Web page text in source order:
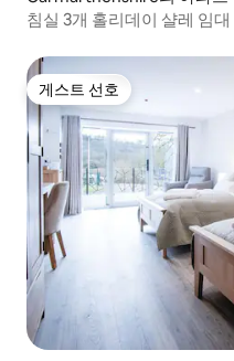
게스트 선호
게스트 선호